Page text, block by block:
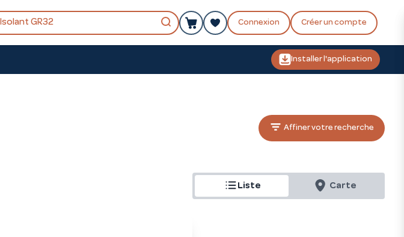
Connexion Créer un compte
Installer l'application
Affiner votre recherche
Liste Carte